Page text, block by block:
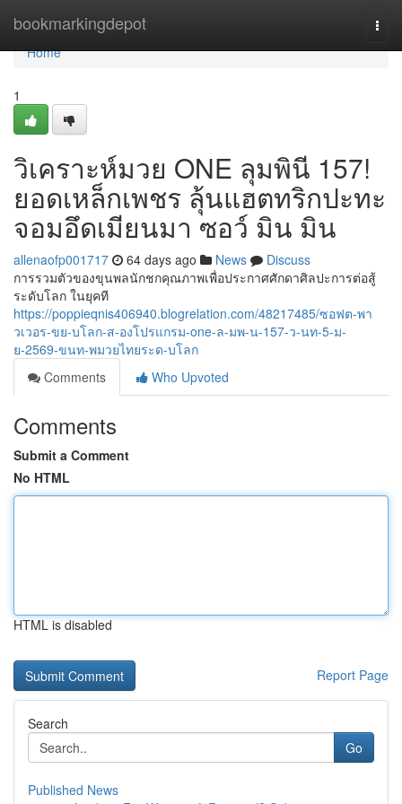
bookmarkingdepot
Home
Home
1
วิเคราะห์มวย ONE ลุมพินี 157!
ยอดเหล็กเพชร ลุ้นแฮตทริกปะทะ
จอมอึดเมียนมา ซอว์ มิน มิน
allenaofp001717 64 days ago News
Discuss
การรวมตัวของขุนพลนักชกคุณภาพเพื่อประกาศศักดาศิลปะการต่อสู้
ระดับโลก ในยุคที
https://poppieqnis406940.blogrelation.com/48217485/ซอฟต-พา
วเวอร-ขย-บโลก-ส-องโปรแกรม-one-ล-มพ-น-157-ว-นท-5-ม-
ย-2569-ขนท-พมวยไทยระด-บโลก
Comments
Who Upvoted
Comments
Submit a Comment
No HTML
HTML is disabled
Report Page
Search
Go
Published News